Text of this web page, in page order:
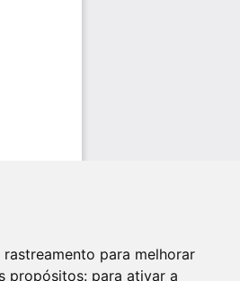
para melhorar
propósitos: para ativar a